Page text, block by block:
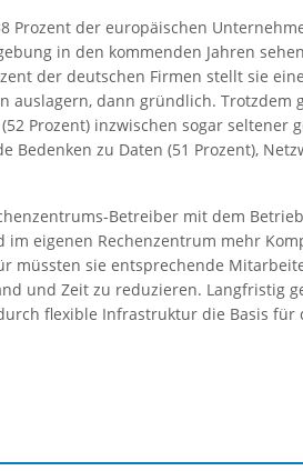
Prozent der europäischen
in den kommenden Jahren
der deutschen Firmen stellt sie
auslagern, dann gründlich. Trotzdem
Prozent) inzwischen sogar seltener
Bedenken zu Daten (51 Prozent),
Betreiber mit dem
eigenen Rechenzentrum mehr
müssten sie entsprechende
und Zeit zu reduzieren. Langfristig
flexible Infrastruktur die Basis für